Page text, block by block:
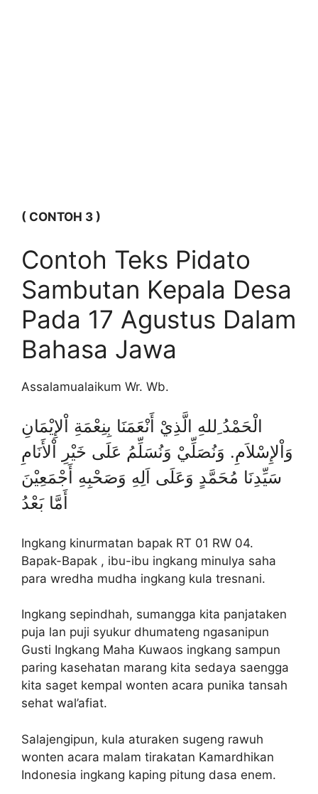
( CONTOH 3 )
Contoh Teks Pidato
Sambutan Kepala Desa
Pada 17 Agustus Dalam
Bahasa Jawa
Assalamualaikum Wr. Wb.
الْحَمْدُ ِللهِ الَّذِيْ أَنْعَمَنَا بِنِعْمَةِ اْلإِيْمَانِ
وَاْلإِسْلاَمِ. وَنُصَلِّيْ وَنُسَلِّمُ عَلَى خَيْرِ اْلأَنَامِ
سَيِّدِنَا مُحَمَّدٍ وَعَلَى اَلِهِ وَصَحْبِهِ أَجْمَعِيْنَ
أَمَّا بَعْدُ
Ingkang kinurmatan bapak RT 01 RW 04.
Bapak-Bapak , ibu-ibu ingkang minulya saha
para wredha mudha ingkang kula tresnani.
Ingkang sepindhah, sumangga kita panjataken
puja lan puji syukur dhumateng ngasanipun
Gusti Ingkang Maha Kuwaos ingkang sampun
paring kasehatan marang kita sedaya saengga
kita saget kempal wonten acara punika tansah
sehat wal’afiat.
Salajengipun, kula aturaken sugeng rawuh
wonten acara malam tirakatan Kamardhikan
Indonesia ingkang kaping pitung dasa enem.